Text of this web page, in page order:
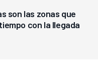
son las zonas que
con la llegada